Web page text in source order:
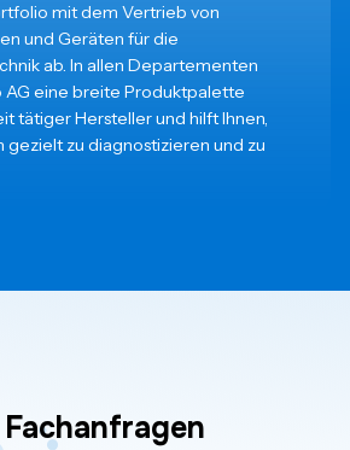
mit dem Vertrieb von
und Geräten für die
ab. In allen Departementen
eine breite Produktpalette
tätiger Hersteller und hilft Ihnen,
gezielt zu diagnostizieren und zu